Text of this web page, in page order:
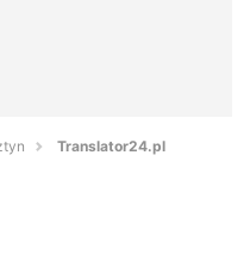
Translator24.pl